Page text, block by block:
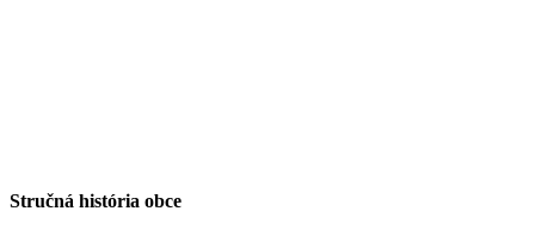
Stručná história obce